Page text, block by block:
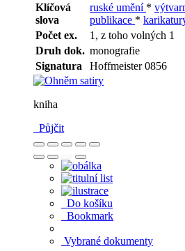
Klíčová
slova
ruské umění *
publikace *
Počet ex.
1, z toho volných 1
Druh dok. monografie
Signatura
Hoffmeister 0856
kniha
Půjčit
Do košíku
Bookmark
Vybrané dokumenty